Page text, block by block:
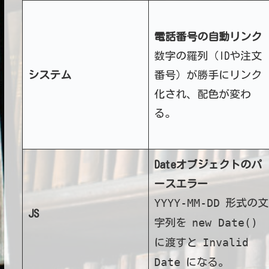
システム
電話番号の自動リンク
数字の羅列（IDや注文
番号）が勝手にリンク
化され、配色が変わ
る。
JS
Dateオブジェクトのパ
ースエラー
YYYY-MM-DD 形式の文
字列を new Date()
に渡すとInvalid
Date になる。